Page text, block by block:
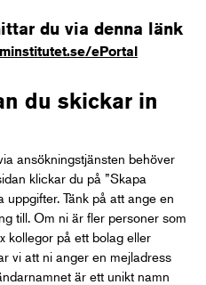
du via denna länk
ePortal
du skickar in
ansökningstjänsten behöver
klickar du på ”Skapa
Tänk på att ange en
till. Om ni är fler personer som
kollegor på ett bolag eller
vi att ni anger en mejladress
är ett unikt namn